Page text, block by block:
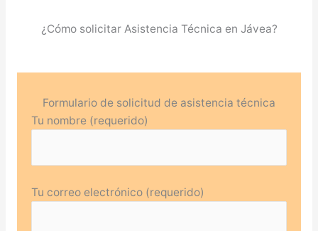
¿Cómo solicitar Asistencia Técnica en Jávea?
Formulario de solicitud de asistencia técnica
Tu nombre (requerido)
Tu correo electrónico (requerido)